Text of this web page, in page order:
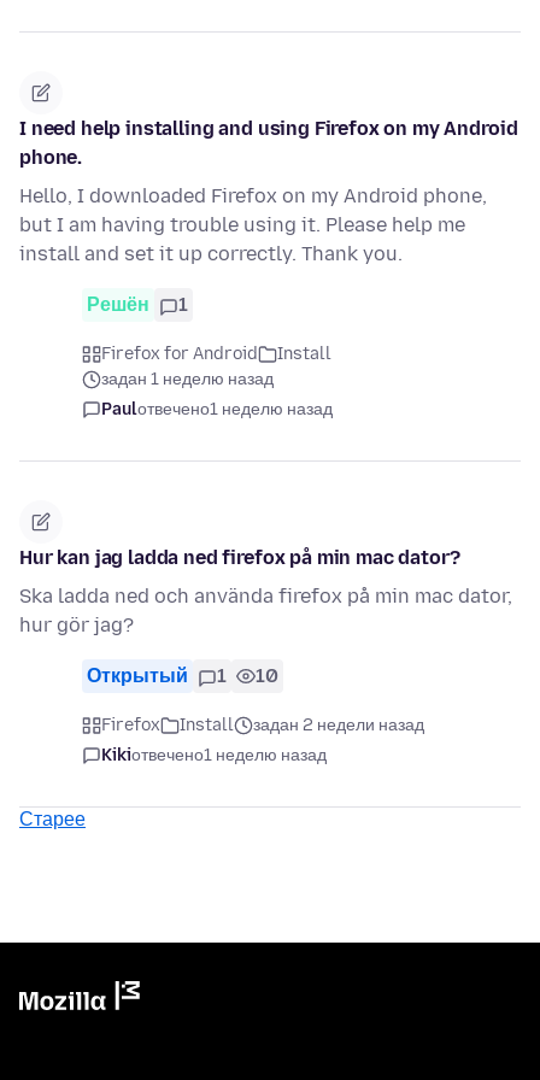
I need help installing and using Firefox on my Android
phone.
Hello, I downloaded Firefox on my Android phone,
but I am having trouble using it. Please help me
install and set it up correctly. Thank you.
Решён 1
Firefox for Android
Install
задан 1 неделю назад
Paulотвечено1 неделю назад
Hur kan jag ladda ned firefox på min mac dator?
Ska ladda ned och använda firefox på min mac dator,
hur gör jag?
Открытый 1 10
Firefox Install
задан 2 недели назад
Kikiотвечено1 неделю назад
Старее